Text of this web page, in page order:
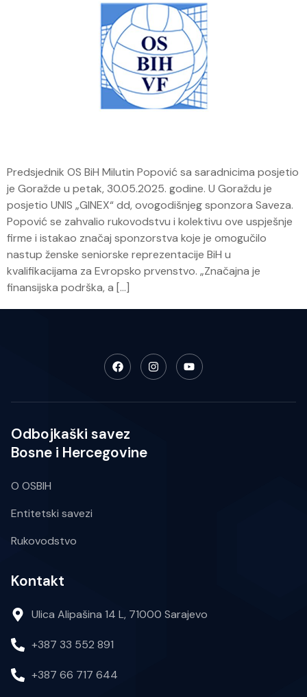
Predsjednik OS BiH Milutin Popović sa saradnicima posjetio
je Goražde u petak, 30.05.2025. godine. U Goraždu je
posjetio UNIS „GINEX“ dd, ovogodišnjeg sponzora Saveza.
Popović se zahvalio rukovodstvu i kolektivu ove uspješnje
firme i istakao značaj sponzorstva koje je omogučilo
nastup ženske seniorske reprezentacije BiH u
kvalifikacijama za Evropsko prvenstvo. „Značajna je
finansijska podrška, a […]
Odbojkaški savez
Bosne i Hercegovine
O OSBIH
Entitetski savezi
Rukovodstvo
Kontakt
Ulica Alipašina 14 L, 71000 Sarajevo
+387 33 552 891
+387 66 717 644